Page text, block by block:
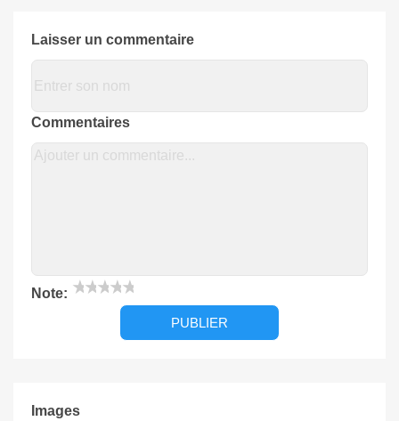
Laisser un commentaire
Commentaires
Note: ★★★★★
Images